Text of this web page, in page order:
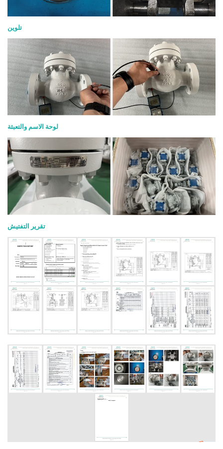
تلوين
لوحة الاسم والتعبئة
تقرير التفتيش